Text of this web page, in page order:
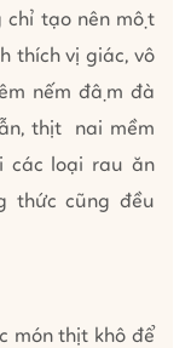
chỉ tạo nên một
thích vị giác, vô
nếm đậm đà
thịt nai mềm
các loại rau ăn
thức cũng đều
món thịt khô để